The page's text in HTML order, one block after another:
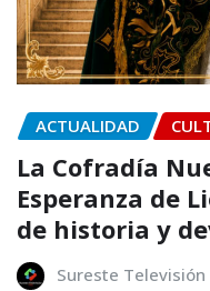
ACTUALIDAD
La Cofradía
Esperanza de
de historia y
Sureste Televisión